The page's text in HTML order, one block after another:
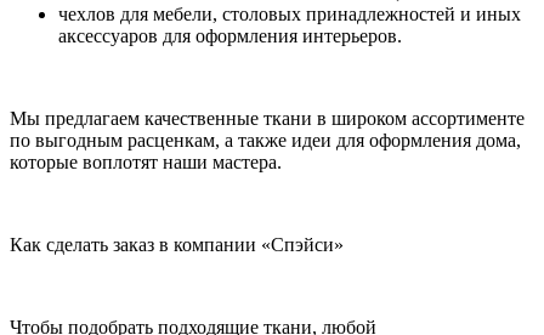
чехлов для мебели, столовых принадлежностей и иных
аксессуаров для оформления интерьеров.
Мы предлагаем качественные ткани в широком ассортименте
по выгодным расценкам, а также идеи для оформления дома,
которые воплотят наши мастера.
Как сделать заказ в компании «Спэйси»
Чтобы подобрать подходящие ткани, любой